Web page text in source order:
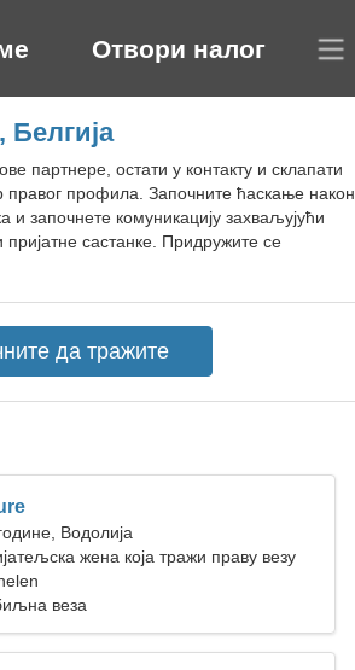
Отвори налог
партнере, остати у контакту и склапати
правог профила. Започните ћаскање након
започнете комуникацију захваљујући
састанке. Придружите се
Водолија
жена која тражи праву везу
веза